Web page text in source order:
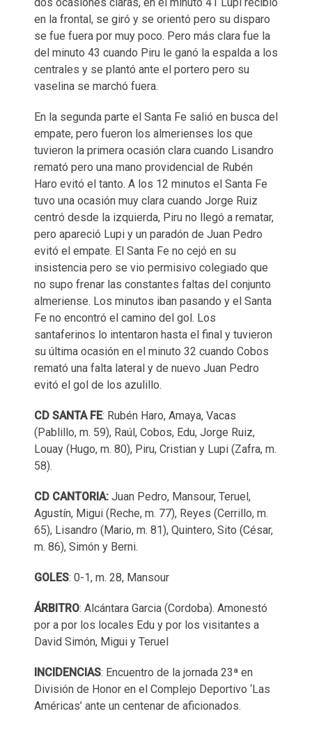
en la frontal, se giró y se orientó pero su disparo
se fue fuera por muy poco. Pero más clara fue la
del minuto 43 cuando Piru le ganó la espalda a los
centrales y se plantó ante el portero pero su
vaselina se marchó fuera.
En la segunda parte el Santa Fe salió en busca del
empate, pero fueron los almerienses los que
tuvieron la primera ocasión clara cuando Lisandro
remató pero una mano providencial de Rubén
Haro evitó el tanto. A los 12 minutos el Santa Fe
tuvo una ocasión muy clara cuando Jorge Ruiz
centró desde la izquierda, Piru no llegó a rematar,
pero apareció Lupi y un paradón de Juan Pedro
evitó el empate. El Santa Fe no cejó en su
insistencia pero se vio permisivo colegiado que
no supo frenar las constantes faltas del conjunto
almeriense. Los minutos iban pasando y el Santa
Fe no encontró el camino del gol. Los
santaferinos lo intentaron hasta el final y tuvieron
su última ocasión en el minuto 32 cuando Cobos
remató una falta lateral y de nuevo Juan Pedro
evitó el gol de los azulillo.
CD SANTA FE: Rubén Haro, Amaya, Vacas
(Pablillo, m. 59), Raúl, Cobos, Edu, Jorge Ruiz,
Louay (Hugo, m. 80), Piru, Cristian y Lupi (Zafra, m.
58).
CD CANTORIA: Juan Pedro, Mansour, Teruel,
Agustín, Migui (Reche, m. 77), Reyes (Cerrillo, m.
65), Lisandro (Mario, m. 81), Quintero, Sito (César,
m. 86), Simón y Berni.
GOLES: 0-1, m. 28, Mansour
ÁRBITRO: Alcántara Garcia (Cordoba). Amonestó
por a por los locales Edu y por los visitantes a
David Simón, Migui y Teruel
INCIDENCIAS: Encuentro de la jornada 23ª en
División de Honor en el Complejo Deportivo ‘Las
Américas’ ante un centenar de aficionados.